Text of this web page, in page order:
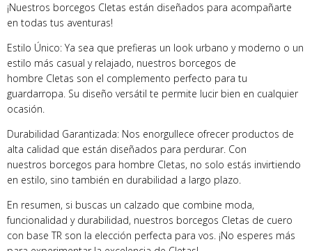
¡Nuestros borcegos Cletas están diseñados para acompañarte
en todas tus aventuras!
Estilo Único: Ya sea que prefieras un look urbano y moderno o un
estilo más casual y relajado, nuestros borcegos de
hombre Cletas son el complemento perfecto para tu
guardarropa. Su diseño versátil te permite lucir bien en cualquier
ocasión.
Durabilidad Garantizada: Nos enorgullece ofrecer productos de
alta calidad que están diseñados para perdurar. Con
nuestros borcegos para hombre Cletas, no solo estás invirtiendo
en estilo, sino también en durabilidad a largo plazo.
En resumen, si buscas un calzado que combine moda,
funcionalidad y durabilidad, nuestros borcegos Cletas de cuero
con base TR son la elección perfecta para vos. ¡No esperes más